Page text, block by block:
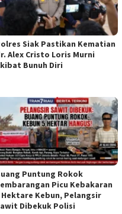
Siak Pastikan Kematian
Alex Cristo Loris Murni
Bunuh Diri
Puntung Rokok
Picu Kebakaran
Hektare Kebun, Pelangsir
Dibekuk Polisi